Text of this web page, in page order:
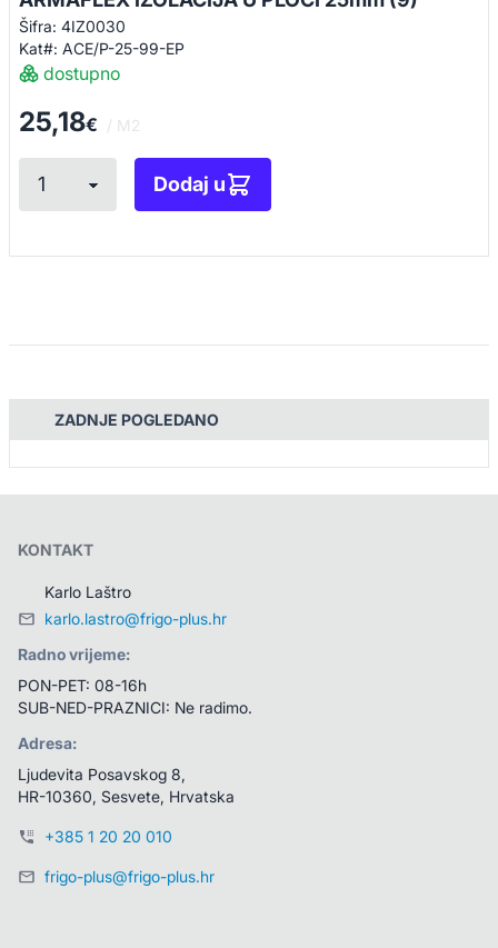
Šifra: 4IZ0030
Kat#: ACE/P-25-99-EP
dostupno
25,18€ / M2
Dodaj u
ZADNJE POGLEDANO
KONTAKT
Karlo Laštro
karlo.lastro@frigo-plus.hr
Radno vrijeme:
PON-PET: 08-16h
SUB-NED-PRAZNICI: Ne radimo.
Adresa:
Ljudevita Posavskog 8,
HR-10360, Sesvete, Hrvatska
+385 1 20 20 010
frigo-plus@frigo-plus.hr